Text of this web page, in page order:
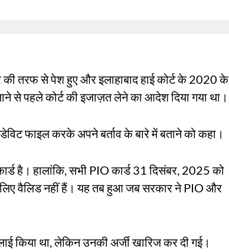
तरफ से पेश हुए और इलाहाबाद हाई कोर्ट के 2020 के
से पहले कोर्ट की इजाज़त लेने का आदेश दिया गया था।
फाइल करके अपने बर्ताव के बारे में बताने को कहा।
है। हालांकि, सभी PIO कार्ड 31 दिसंबर, 2025 को
लिए वैलिड नहीं हैं। यह तब हुआ जब सरकार ने PIO और
किया था, लेकिन उनकी अर्जी खारिज कर दी गई।